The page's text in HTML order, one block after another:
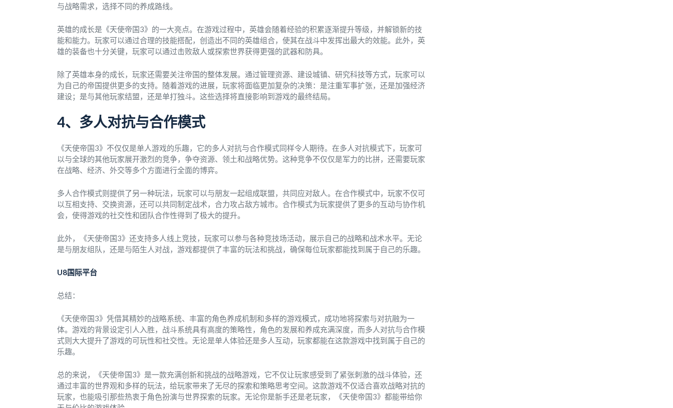
与战略需求，选择不同的养成路线。
英雄的成长是《天使帝国3》的一大亮点。在游戏过程中，英雄会随着经验的积累逐渐提升等级，并解锁新的技
能和能力。玩家可以通过合理的技能搭配，创造出不同的英雄组合，使其在战斗中发挥出最大的效能。此外，英
雄的装备也十分关键，玩家可以通过击败敌人或探索世界获得更强的武器和防具。
除了英雄本身的成长，玩家还需要关注帝国的整体发展。通过管理资源、建设城镇、研究科技等方式，玩家可以
为自己的帝国提供更多的支持。随着游戏的进展，玩家将面临更加复杂的决策：是注重军事扩张，还是加强经济
建设；是与其他玩家结盟，还是单打独斗。这些选择将直接影响到游戏的最终结局。
4、多人对抗与合作模式
《天使帝国3》不仅仅是单人游戏的乐趣，它的多人对抗与合作模式同样令人期待。在多人对抗模式下，玩家可
以与全球的其他玩家展开激烈的竞争，争夺资源、领土和战略优势。这种竞争不仅仅是军力的比拼，还需要玩家
在战略、经济、外交等多个方面进行全面的博弈。
多人合作模式则提供了另一种玩法，玩家可以与朋友一起组成联盟，共同应对敌人。在合作模式中，玩家不仅可
以互相支持、交换资源，还可以共同制定战术，合力攻占敌方城市。合作模式为玩家提供了更多的互动与协作机
会，使得游戏的社交性和团队合作性得到了极大的提升。
此外，《天使帝国3》还支持多人线上竞技，玩家可以参与各种竞技场活动，展示自己的战略和战术水平。无论
是与朋友组队，还是与陌生人对战，游戏都提供了丰富的玩法和挑战，确保每位玩家都能找到属于自己的乐趣。
U8国际平台
总结：
《天使帝国3》凭借其精妙的战略系统、丰富的角色养成机制和多样的游戏模式，成功地将探索与对抗融为一
体。游戏的背景设定引人入胜，战斗系统具有高度的策略性，角色的发展和养成充满深度，而多人对抗与合作模
式则大大提升了游戏的可玩性和社交性。无论是单人体验还是多人互动，玩家都能在这款游戏中找到属于自己的
乐趣。
总的来说，《天使帝国3》是一款充满创新和挑战的战略游戏，它不仅让玩家感受到了紧张刺激的战斗体验，还
通过丰富的世界观和多样的玩法，给玩家带来了无尽的探索和策略思考空间。这款游戏不仅适合喜欢战略对抗的
玩家，也能吸引那些热衷于角色扮演与世界探索的玩家。无论你是新手还是老玩家，《天使帝国3》都能带给你